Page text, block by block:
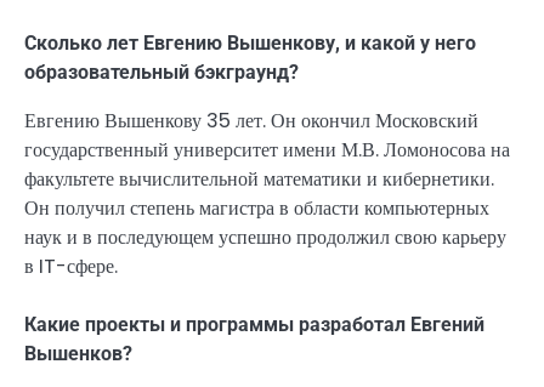
Сколько лет Евгению Вышенкову, и какой у него
образовательный бэкграунд?
Евгению Вышенкову 35 лет. Он окончил Московский
государственный университет имени М.В. Ломоносова на
факультете вычислительной математики и кибернетики.
Он получил степень магистра в области компьютерных
наук и в последующем успешно продолжил свою карьеру
в IT-сфере.
Какие проекты и программы разработал Евгений
Вышенков?